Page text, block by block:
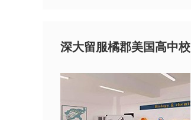
深大留服橘郡美国高中